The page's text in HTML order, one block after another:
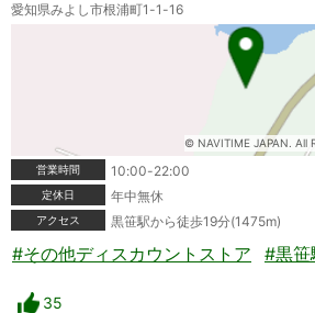
愛知県みよし市根浦町1-1-16
© NAVITIME JAPAN. All
営業時間
10:00-22:00
定休日 年中無休
アクセス 黒笹駅から徒歩19分(1475m)
#その他ディスカウントストア #黒笹
35